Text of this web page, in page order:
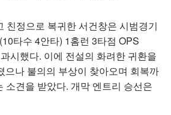
친정으로 복귀한 서건창은 시범경기
타수 4안타) 1홈런 3타점 OPS
시했다. 이에 전설의 화려한 귀환을
으나 불의의 부상이 찾아오며 회복까
소견을 받았다. 개막 엔트리 승선은